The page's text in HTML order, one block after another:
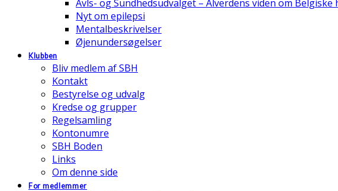
Avls- og Sundhedsudvalget – Alverdens viden om Belgiske
Nyt om epilepsi
Mentalbeskrivelser
Øjenundersøgelser
Klubben
Bliv medlem af SBH
Kontakt
Bestyrelse og udvalg
Kredse og grupper
Regelsamling
Kontonumre
SBH Boden
Links
Om denne side
For medlemmer